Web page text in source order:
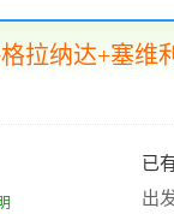
拉纳达+塞维
已
出